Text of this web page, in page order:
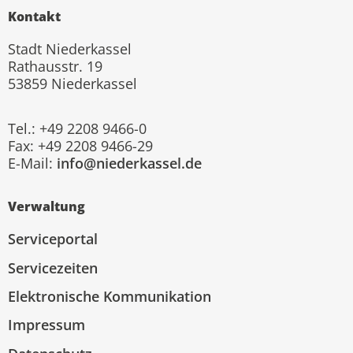
Kontakt
Stadt Niederkassel
Rathausstr. 19
53859 Niederkassel
Tel.: +49 2208 9466-0
Fax: +49 2208 9466-29
E-Mail: info@niederkassel.de
Verwaltung
Serviceportal
Servicezeiten
Elektronische Kommunikation
Impressum